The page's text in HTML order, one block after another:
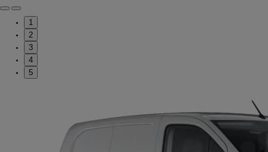
1
2
3
4
5